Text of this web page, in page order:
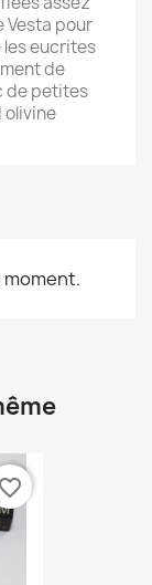
Vesta pour
eucrites
de
de petites
olivine
moment.
favorite_border